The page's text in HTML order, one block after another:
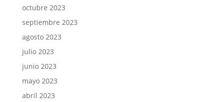
octubre 2023
septiembre 2023
agosto 2023
julio 2023
junio 2023
mayo 2023
abril 2023